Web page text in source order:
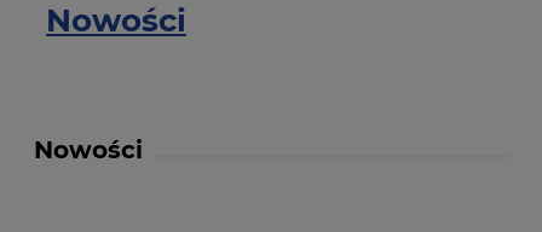
Nowości
Nowości